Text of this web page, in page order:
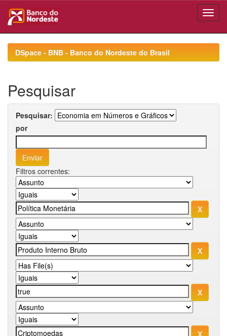
navigationDSpace - BNB - Banco do Nordeste do Brasil
Pesquisar
Pesquisar:
por
Filtros correntes: